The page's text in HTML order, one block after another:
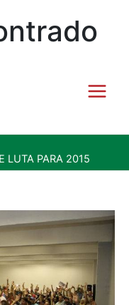
LUTA PARA 2015